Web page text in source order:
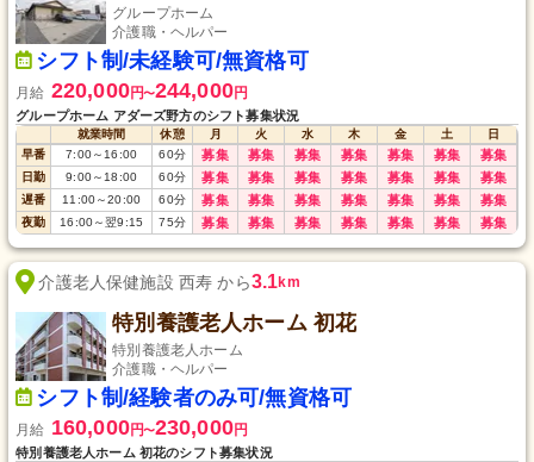
グループホーム
介護職・ヘルパー
シフト制/未経験可/無資格可
月給 220,000円〜244,000円
グループホーム アダーズ野方のシフト募集状況
就業時間 休憩 月 火 水 木 金 土
日
早番
7:00～16:00 60分 募集 募集 募集 募集 募集 募集 募集
日勤 9:00～18:00 60分 募集 募集 募集 募集 募集 募集 募集
遅番 11:00～20:00 60分 募集 募集 募集 募集 募集 募集 募集
夜勤 16:00～翌9:15 75分 募集 募集 募集 募集 募集 募集 募集
介護老人保健施設 西寿 から3.1km
特別養護老人ホーム 初花
特別養護老人ホーム
介護職・ヘルパー
シフト制/経験者のみ可/無資格可
月給 160,000円〜230,000円
特別養護老人ホーム 初花のシフト募集状況